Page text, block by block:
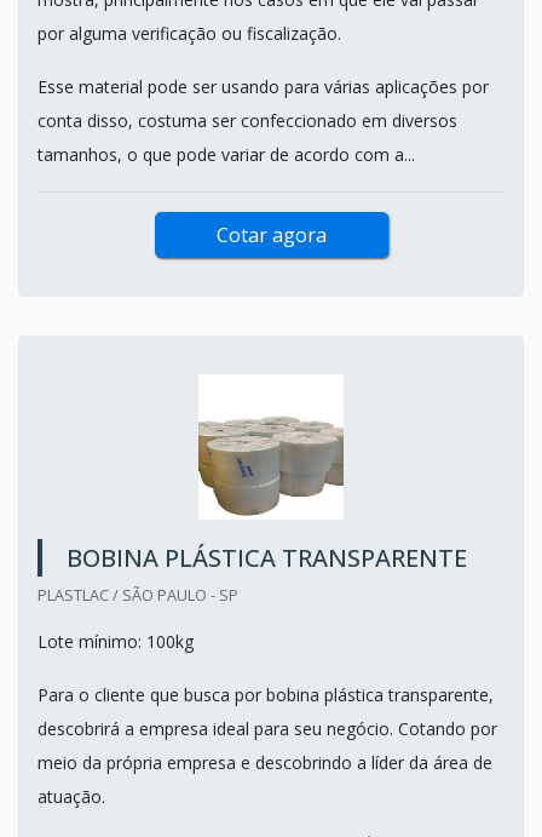
por alguma verificação ou fiscalização.
Esse material pode ser usando para várias aplicações por
conta disso, costuma ser confeccionado em diversos
tamanhos, o que pode variar de acordo com a...
Cotar agora
BOBINA PLÁSTICA TRANSPARENTE
PLASTLAC / SÃO PAULO - SP
Lote mínimo: 100kg
Para o cliente que busca por bobina plástica transparente,
descobrirá a empresa ideal para seu negócio. Cotando por
meio da própria empresa e descobrindo a líder da área de
atuação.